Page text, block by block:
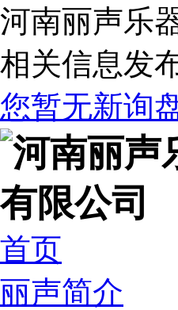
河南丽声乐
相关信息发
您暂无新询
首页
丽声简介